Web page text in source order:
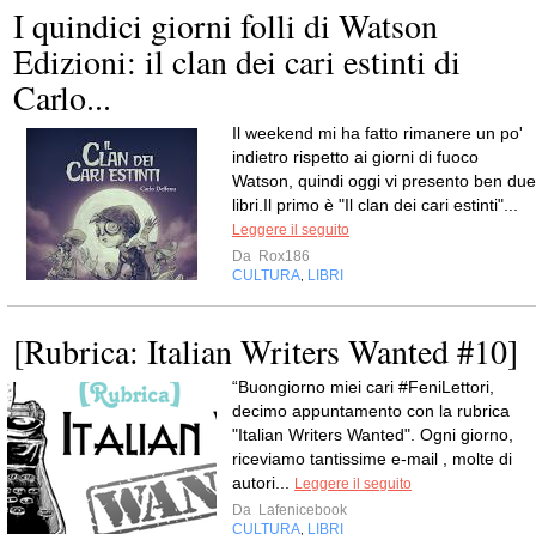
I quindici giorni folli di Watson
Edizioni: il clan dei cari estinti di
Carlo...
Il weekend mi ha fatto rimanere un po'
indietro rispetto ai giorni di fuoco
Watson, quindi oggi vi presento ben due
libri.Il primo è "Il clan dei cari estinti"...
Leggere il seguito
Da Rox186
CULTURA LIBRI
[Rubrica: Italian Writers Wanted #10]
“Buongiorno miei cari #FeniLettori,
decimo appuntamento con la rubrica
"Italian Writers Wanted". Ogni giorno,
riceviamo tantissime e-mail , molte di
autori...
Leggere il seguito
Da Lafenicebook
CULTURA LIBRI